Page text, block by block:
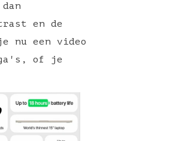
en de
nu een video
of je